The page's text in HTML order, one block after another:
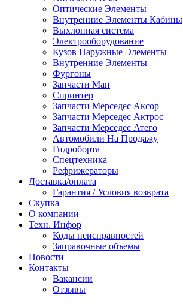
Оптические Элементы
Внутренние Элементы Кабины
Выхлопная система
Электрооборудование
Кузов Наружные Элементы
Внутренние Элементы
Фургоны
Запчасти Ман
Спринтер
Запчасти Мерседес Аксор
Запчасти Мерседес Актрос
Запчасти Мерседес Атего
Автомобили На Продажу
Гидроборта
Спецтехника
Рефрижераторы
Доставка/оплата
Гарантия / Условия возврата
Скупка
О компании
Техн. Инфор
Коды неисправностей
Заправочные объемы
Новости
Контакты
Вакансии
Отзывы